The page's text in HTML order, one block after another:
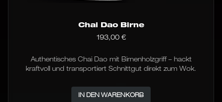
Chai Dao Birne
193,00 €
Authentisches Chai Dao mit Birnenholzgriff – hackt
kraftvoll und transportiert Schnittgut direkt zum Wok.
IN DEN WARENKORB